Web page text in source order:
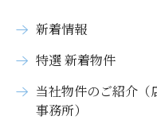
新着情報
特選 新着物件
当社物件のご紹介（
事務所）